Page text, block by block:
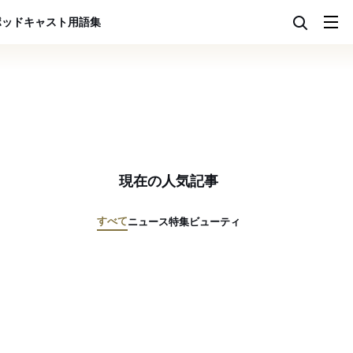
ドキャスト用語集
現在の人気記事
すべてニュース特集ビューティ